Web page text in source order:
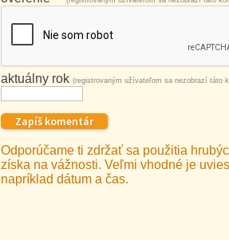
aktuálny rok (registrovaným užívateľom sa nezobrazí táto
Odporúčame ti zdržať sa použitia
získa na vážnosti. Veľmi vhodné je
napríklad dátum a čas.